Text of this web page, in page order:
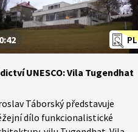
PL
UNESCO: Vila Tugendhat
Táborský představuje
dílo funkcionalistické